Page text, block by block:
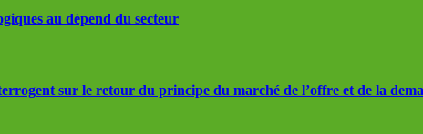
au dépend du secteur
sur le retour du principe du marché de l’offre et de la